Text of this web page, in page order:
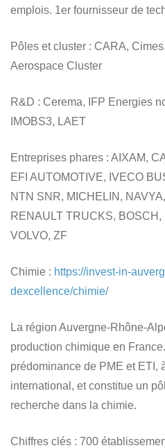
emplois. 1er fournisseur de
Pôles et cluster : CARA,
Aerospace Cluster
R&D : Cerema, IFP Energies
IMOBS3, LAET
Entreprises phares : AIXAM,
EFI AUTOMOTIVE, IVECO
NTN SNR, MICHELIN,
RENAULT TRUCKS, BOSCH,
VOLVO, ZF
Chimie : https://invest-in-
dexcellence/chimie/
La région Auvergne-Rhône-
production chimique en France.
prédominance de PME et ETI,
international, et constitue un
recherche dans la chimie.
Chiffres clés : 700